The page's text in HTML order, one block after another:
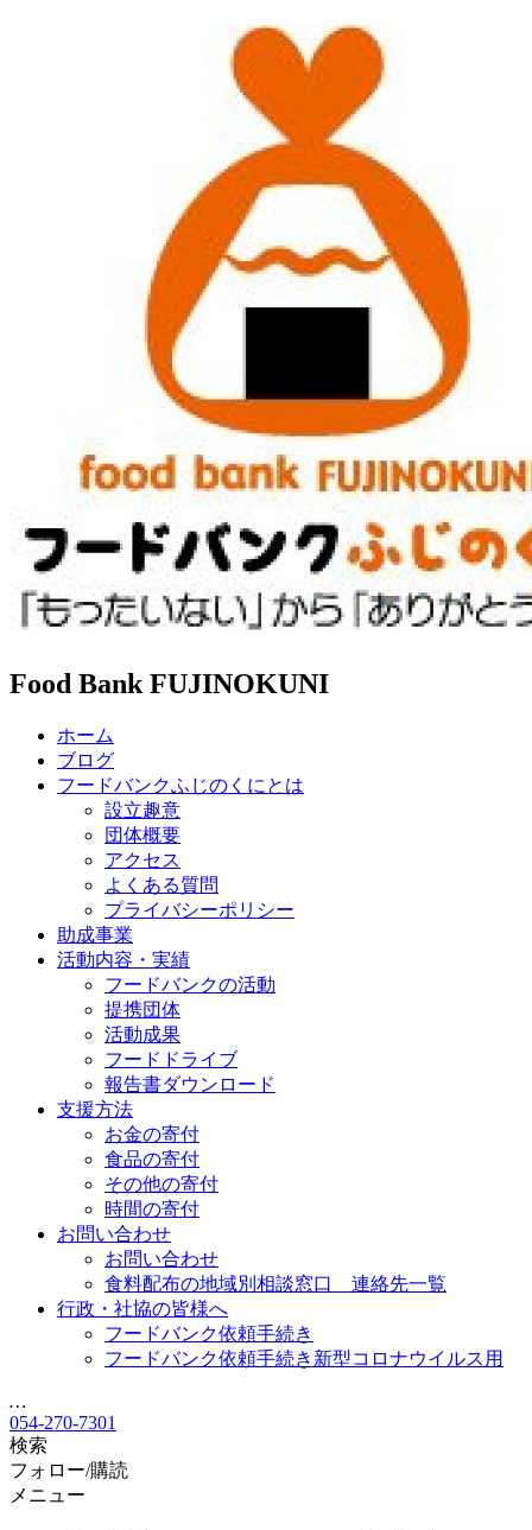
Food Bank FUJINOKUNI
ホーム
ブログ
フードバンクふじのくにとは
設立趣意
団体概要
アクセス
よくある質問
プライバシーポリシー
助成事業
活動内容・実績
フードバンクの活動
提携団体
活動成果
フードドライブ
報告書ダウンロード
支援方法
お金の寄付
食品の寄付
その他の寄付
時間の寄付
お問い合わせ
お問い合わせ
食料配布の地域別相談窓口 連絡先一覧
行政・社協の皆様へ
フードバンク依頼手続き
フードバンク依頼手続き新型コロナウイルス用
…
054-270-7301
検索
フォロー/購読
メニュー